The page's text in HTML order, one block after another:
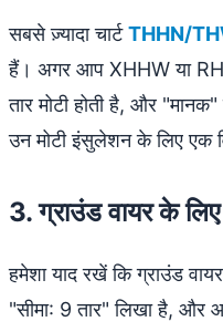
सबसे ज़्यादा चार्टTHHN/
हैं। अगर आप XHHW या
तार मोटी होती है, और
उन मोटी इंसुलेशन के लिए एक
3. ग्राउंड वायर के
हमेशा याद रखें कि ग्राउंड
"सीमा: 9 तार" लिखा है,